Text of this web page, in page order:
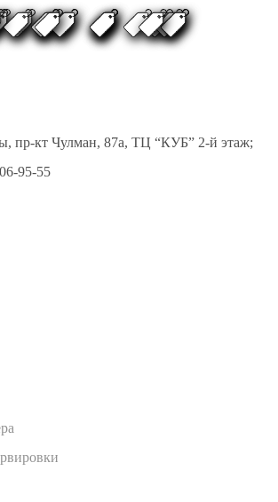
пр-кт Чулман, 87а, ТЦ “КУБ” 2-й этаж;
95-55